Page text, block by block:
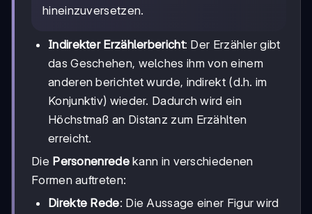
hineinzuversetzen.
Indirekter Erzählerbericht: Der Erzähler gibt
das Geschehen, welches ihm von einem
anderen berichtet wurde, indirekt (d.h. im
Konjunktiv) wieder. Dadurch wird ein
Höchstmaß an Distanz zum Erzählten
erreicht.
Die Personenredekann in verschiedenen
Formen auftreten:
Direkte Rede: Die Aussage einer Figur wird